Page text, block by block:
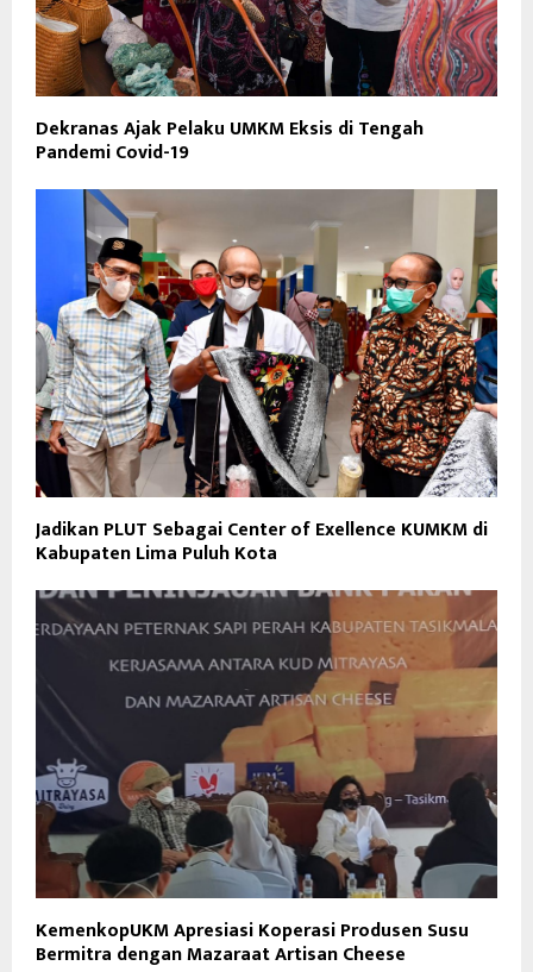
Dekranas Ajak Pelaku UMKM Eksis di Tengah
Pandemi Covid-19
Jadikan PLUT Sebagai Center of Exellence KUMKM di
Kabupaten Lima Puluh Kota
KemenkopUKM Apresiasi Koperasi Produsen Susu
Bermitra dengan Mazaraat Artisan Cheese